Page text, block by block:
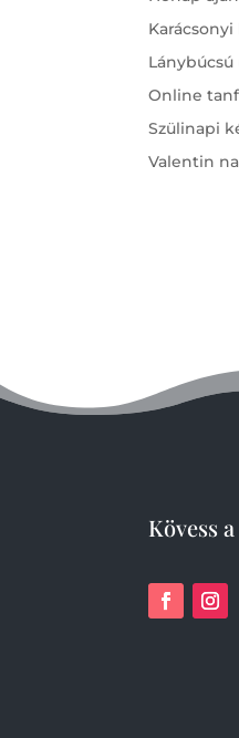
Lánybúcsú
Online
Szülinapi
Valentin
Kövess